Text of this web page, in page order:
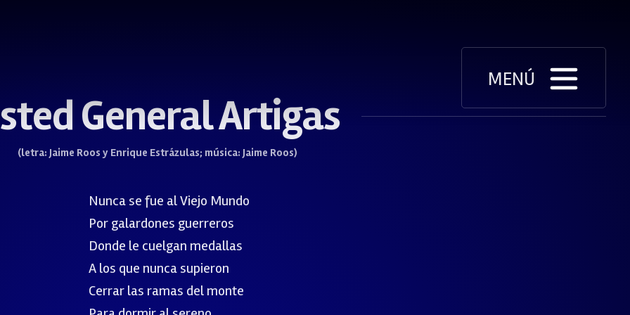
MENÚ
General Artigas
(letra: Jaime Roos y Enrique Estrázulas; música: Jaime Roos)
Nunca se fue al Viejo Mundo
Por galardones guerreros
Donde le cuelgan medallas
A los que nunca supieron
Cerrar las ramas del monte